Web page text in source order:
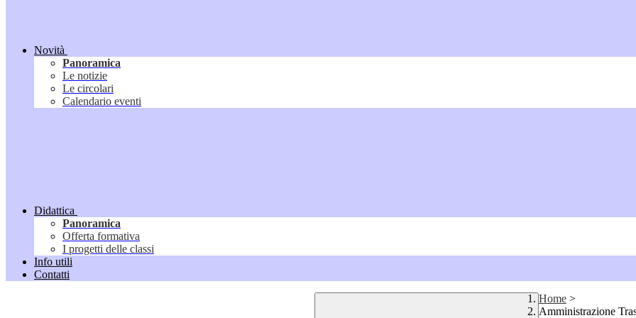
Novità
Panoramica
Le notizie
Le circolari
Calendario eventi
Didattica
Panoramica
Offerta formativa
I progetti delle classi
Info utili
Contatti
Home >
Amministrazione